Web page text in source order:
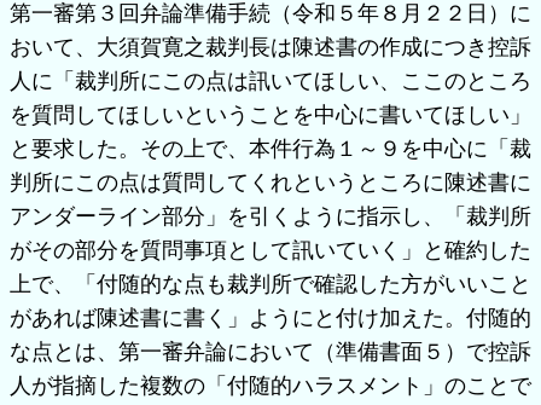
第一審第３回弁論準備手続（令和５年８月２２日）に
おいて、大須賀寛之裁判長は陳述書の作成につき控訴
人に「裁判所にこの点は訊いてほしい、ここのところ
を質問してほしいということを中心に書いてほしい」
と要求した。その上で、本件行為１～９を中心に「裁
判所にこの点は質問してくれというところに陳述書に
アンダーライン部分」を引くように指示し、「裁判所
がその部分を質問事項として訊いていく」と確約した
上で、「付随的な点も裁判所で確認した方がいいこと
があれば陳述書に書く」ようにと付け加えた。付随的
な点とは、第一審弁論において（準備書面５）で控訴
人が指摘した複数の「付随的ハラスメント」のことで